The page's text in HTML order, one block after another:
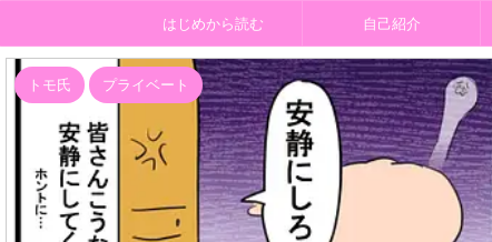
はじめから読む 自己紹介
トモ氏 プライベート